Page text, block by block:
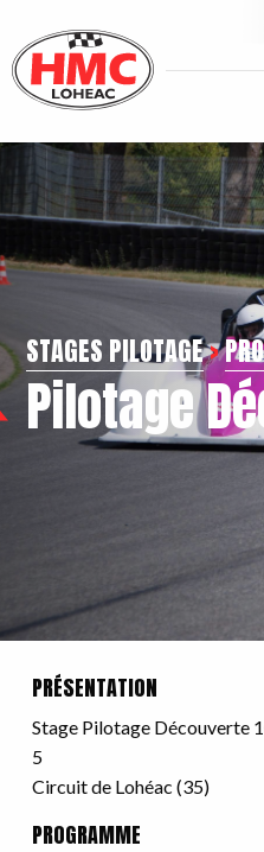
STAGES PILOTAGE>
Pilotage
PRÉSENTATION
Stage Pilotage Découverte
5
Circuit de Lohéac (35)
PROGRAMME